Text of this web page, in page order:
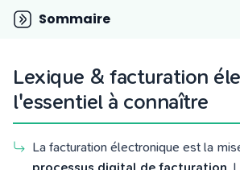
BlogSommaire
Lexique & facturation
l'essentiel à connaître
La facturation électronique est la